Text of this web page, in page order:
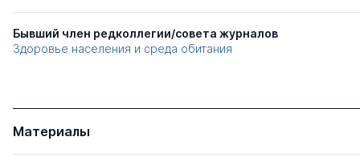
Бывший член редколлегии/совета журналов
Здоровье населения и среда обитания
Материалы